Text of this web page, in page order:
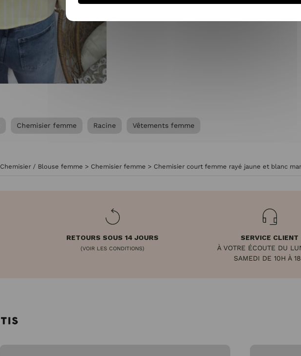
Chemisier femme Racine Vêtements femme
Chemisier / Blouse femme > Chemisier femme > Chemisier court femme rayé jaune et blanc
RETOURS SOUS 14 JOURS
(VOIR LES CONDITIONS)
SERVICE CLIENT
À VOTRE ÉCOUTE DU
SAMEDI DE 10H À